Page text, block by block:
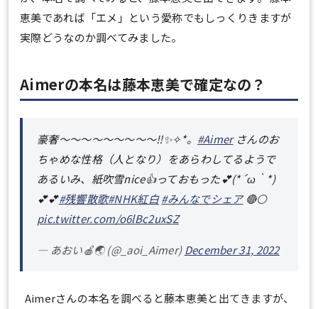
恵美であれば「エメ」という愛称でもしっくりきますが
実際どうなのか調べてみました。
Aimerの本名は藤本恵美で確定なの？
豪奢～～～～～～～～～‼️✨✧︎*。 #Aimerさんのお
ちゃめな性格（人となり）をあらわしてるようで
あるいみ、紙吹雪nice👍っておもった💕(*´ω｀*)
💕💕#残響散歌#NHK紅白#みんなでシェア🔴⚪
pic.twitter.com/o6lBc2uxSZ
— あおい🍎🌏 (@_aoi_Aimer) December 31, 2022
Aimerさんの本名を調べると藤本恵美と出てきますが、